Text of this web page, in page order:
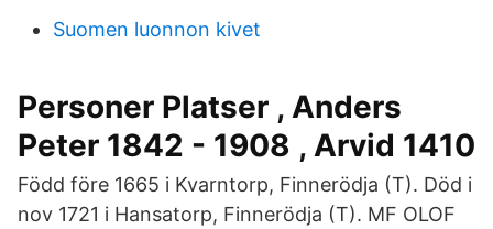
Suomen luonnon kivet
Personer Platser , Anders
Peter 1842 - 1908 , Arvid 1410
Född före 1665 i Kvarntorp, Finnerödja (T). Död i
nov 1721 i Hansatorp, Finnerödja (T). MF OLOF